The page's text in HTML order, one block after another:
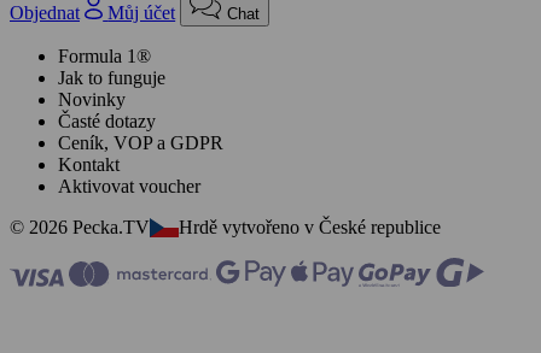
Objednat
Můj účet Chat
Formula 1®
Jak to funguje
Novinky
Časté dotazy
Ceník, VOP a GDPR
Kontakt
Aktivovat voucher
© 2026 Pecka.TV
Hrdě vytvořeno v České republice